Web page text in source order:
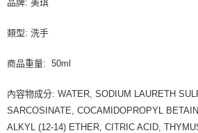
品牌: 美琪
類型: 洗手
商品重量: 50ml
內容物成分: WATER, SODIUM LAURETH
SARCOSINATE, COCAMIDOPROPYL
ALKYL (12-14) ETHER, CITRIC ACID,